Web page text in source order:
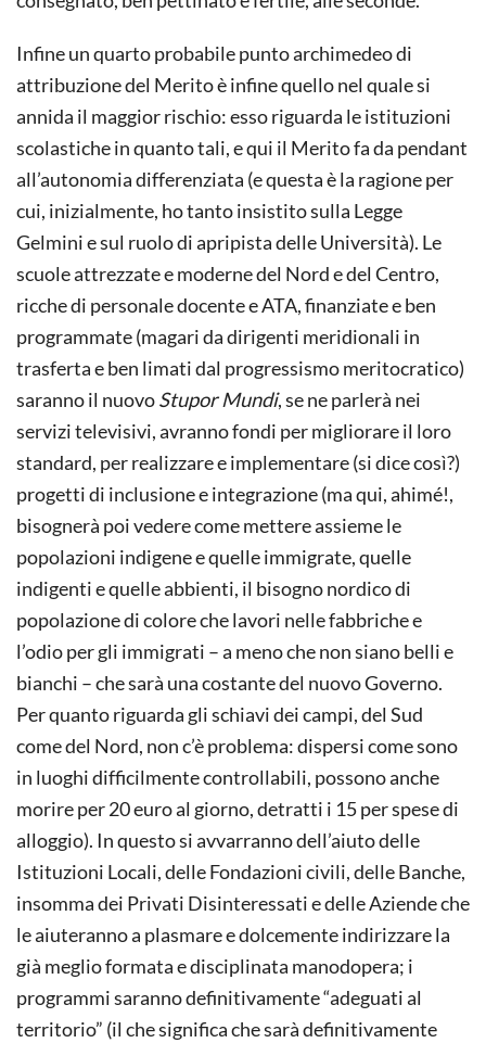
Infine un quarto probabile punto archimedeo di
attribuzione del Merito è infine quello nel quale si
annida il maggior rischio: esso riguarda le istituzioni
scolastiche in quanto tali, e qui il Merito fa da pendant
all’autonomia differenziata (e questa è la ragione per
cui, inizialmente, ho tanto insistito sulla Legge
Gelmini e sul ruolo di apripista delle Uni­versità). Le
scuole attrezzate e moderne del Nord e del Centro,
ricche di personale docente e ATA, finanziate e ben
programmate (magari da dirigenti meridionali in
trasferta e ben limati dal progressismo meritocratico)
saranno il nuovoStupor Mundi, se ne parlerà nei
servizi televisivi, avranno fondi per migliorare il loro
standard, per realizzare e implementare (si dice così?)
progetti di inclusione e integrazione (ma qui, ahimé!,
bisognerà poi vedere come met­tere assieme le
popolazioni indigene e quelle immigrate, quelle
indigenti e quelle abbienti, il bisogno nordico di
popolazione di colore che lavori nelle fabbriche e
l’odio per gli immigrati – a meno che non siano belli e
bianchi – che sarà una costante del nuovo Governo.
Per quanto riguarda gli schiavi dei campi, del Sud
come del Nord, non c’è problema: dispersi come sono
in luoghi difficilmente controllabili, possono anche
morire per 20 euro al giorno, detratti i 15 per spese di
alloggio). In questo si avvarranno dell’aiuto delle
Istituzioni Locali, delle Fondazioni civili, delle Banche,
insomma dei Privati Disinteressati e delle Aziende che
le aiuteranno a plasmare e dolcemente indirizzare la
già meglio formata e disciplinata ma­nodopera; i
programmi saranno definitivamente “adeguati al
territorio” (il che significa che sarà definitivamente